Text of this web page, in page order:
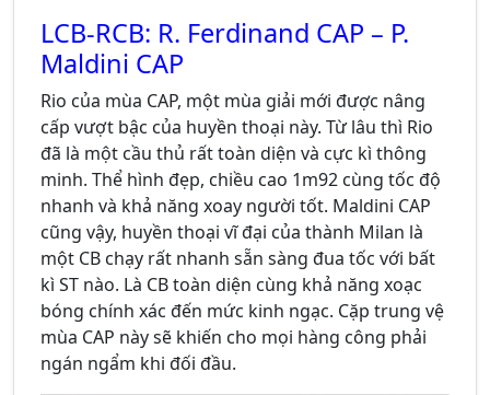
LCB-RCB: R. Ferdinand CAP – P.
Maldini CAP
Rio của mùa CAP, một mùa giải mới được nâng
cấp vượt bậc của huyền thoại này. Từ lâu thì Rio
đã là một cầu thủ rất toàn diện và cực kì thông
minh. Thể hình đẹp, chiều cao 1m92 cùng tốc độ
nhanh và khả năng xoay người tốt. Maldini CAP
cũng vậy, huyền thoại vĩ đại của thành Milan là
một CB chạy rất nhanh sẵn sàng đua tốc với bất
kì ST nào. Là CB toàn diện cùng khả năng xoạc
bóng chính xác đến mức kinh ngạc. Cặp trung vệ
mùa CAP này sẽ khiến cho mọi hàng công phải
ngán ngẩm khi đối đầu.